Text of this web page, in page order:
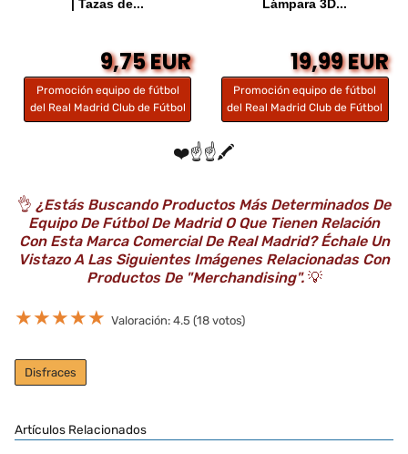
| Tazas de...
9,75 EUR
Promoción equipo de fútbol
del Real Madrid Club de Fútbol
Lámpara 3D...
19,99 EUR
Promoción equipo de fútbol
del Real Madrid Club de Fútbol
❤️☝️☝️🖍️
👌 ¿Estás Buscando Productos Más Determinados De
Equipo De Fútbol De Madrid O Que Tienen Relación
Con Esta Marca Comercial De Real Madrid? Échale Un
Vistazo A Las Siguientes Imágenes Relacionadas Con
Productos De "Merchandising".💡
★★★★★ Valoración: 4.5 (18 votos)
Disfraces
Artículos Relacionados